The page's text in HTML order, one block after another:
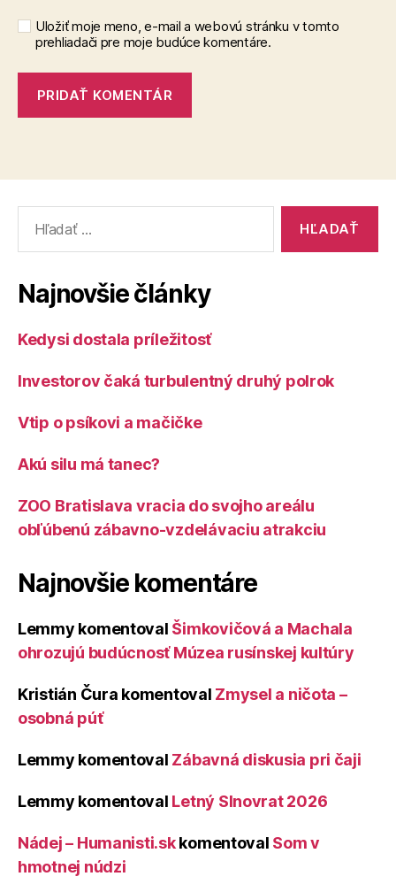
Uložiť moje meno, e-mail a webovú stránku v tomto
prehliadači pre moje budúce komentáre.
Najnovšie články
Kedysi dostala príležitosť
Investorov čaká turbulentný druhý polrok
Vtip o psíkovi a mačičke
Akú silu má tanec?
ZOO Bratislava vracia do svojho areálu
obľúbenú zábavno-vzdelávaciu atrakciu
Najnovšie komentáre
Lemmy komentoval Šimkovičová a Machala
ohrozujú budúcnosť Múzea rusínskej kultúry
Kristián Čura komentoval Zmysel a ničota –
osobná púť
Lemmy komentoval Zábavná diskusia pri čaji
Lemmy komentoval Letný Slnovrat 2026
Nádej – Humanisti.skkomentoval Som v
hmotnej núdzi